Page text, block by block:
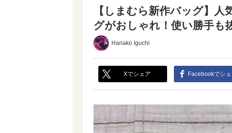
【しまむら新作バッグ】
グがおしゃれ！使い勝手も
Hanako Iguchi
Xでシェア Facebookでシ